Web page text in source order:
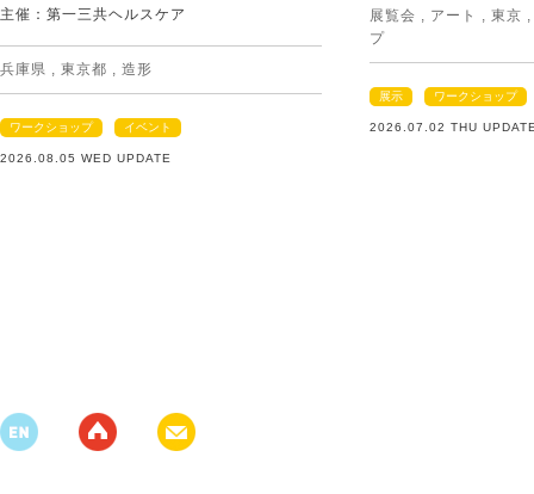
主催：第一三共ヘルスケア
兵庫県 , 東京都 , 造形
ワークショップ イベント
2026.08.05 WED UPDATE
展覧会 , アート , 東京
プ
展示 ワークショップ
2026.07.02 THU